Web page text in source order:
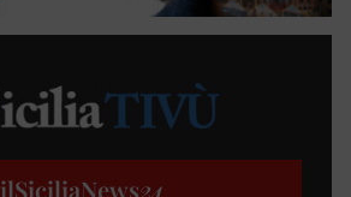
ilSiciliaNews24